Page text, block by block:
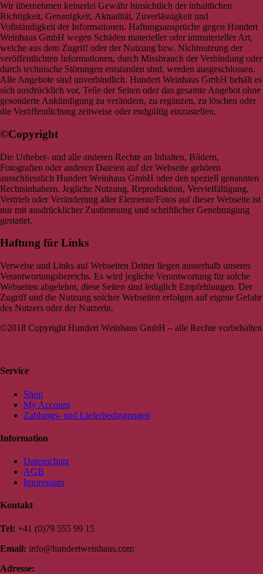
Wir übernehmen keinerlei Gewähr hinsichtlich der inhaltlichen
Richtigkeit, Genauigkeit, Aktualität, Zuverlässigkeit und
Vollständigkeit der Informationen. Haftungsansprüche gegen Hundert
Weinhaus GmbH wegen Schäden materieller oder immaterieller Art,
welche aus dem Zugriff oder der Nutzung bzw. Nichtnutzung der
veröffentlichten Informationen, durch Missbrauch der Verbindung oder
durch technische Störungen entstanden sind, werden ausgeschlossen.
Alle Angebote sind unverbindlich. Hundert Weinhaus GmbH behält es
sich ausdrücklich vor, Teile der Seiten oder das gesamte Angebot ohne
gesonderte Ankündigung zu verändern, zu ergänzen, zu löschen oder
die Veröffentlichung zeitweise oder endgültig einzustellen.
©Copyright
Die Urheber- und alle anderen Rechte an Inhalten, Bildern,
Fotografien oder anderen Dateien auf der Webseite gehören
ausschliesslich Hundert Weinhaus GmbH oder den speziell genannten
Rechtsinhabern. Jegliche Nutzung, Reproduktion, Vervielfältigung,
Vertrieb oder Veränderung aller Elemente/Fotos auf dieser Webseite ist
nur mit ausdrücklicher Zustimmung und schriftlicher Genehmigung
gestattet.
Haftung für Links
Verweise und Links auf Webseiten Dritter liegen ausserhalb unseres
Verantwortungsbereichs. Es wird jegliche Verantwortung für solche
Webseiten abgelehnt, diese Seiten sind lediglich Empfehlungen. Der
Zugriff und die Nutzung solcher Webseiten erfolgen auf eigene Gefahr
des Nutzers oder der Nutzerin.
©2018 Copyright Hundert Weinhaus GmbH – alle Rechte vorbehalten
Service
Shop
My Account
Zahlungs- und Lieferbedingungen
Information
Datenschutz
AGB
Impressum
Kontakt
Tel: +41 (0)79 555 99 15
Email: info@hundertweinhaus.com
Adresse: